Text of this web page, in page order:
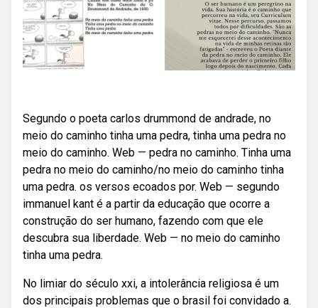
Segundo o poeta carlos drummond de andrade, no
meio do caminho tinha uma pedra, tinha uma pedra no
meio do caminho. Web — pedra no caminho. Tinha uma
pedra no meio do caminho/no meio do caminho tinha
uma pedra. os versos ecoados por. Web — segundo
immanuel kant é a partir da educação que ocorre a
construção do ser humano, fazendo com que ele
descubra sua liberdade. Web — no meio do caminho
tinha uma pedra.
No limiar do século xxi, a intolerância religiosa é um
dos principais problemas que o brasil foi convidado a.